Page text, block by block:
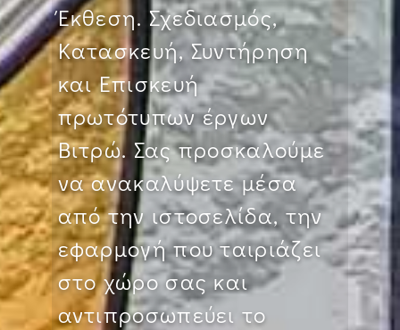
Έκθεση. Σχεδιασμός,
Κατασκευή, Συντήρηση
και Επισκευή
πρωτότυπων έργων
Βιτρώ. Σας προσκαλούμε
να ανακαλύψετε μέσα
από την ιστοσελίδα, την
εφαρμογή που ταιριάζει
στο χώρο σας και
αντιπροσωπεύει το